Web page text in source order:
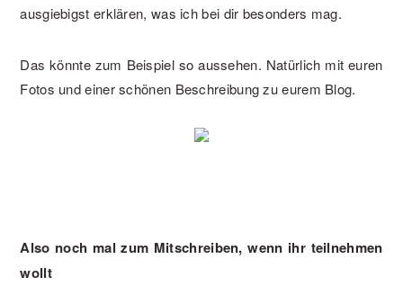
ausgiebigst erklären, was ich bei dir besonders mag.
Das könnte zum Beispiel so aussehen. Natürlich mit euren
Fotos und einer schönen Beschreibung zu eurem Blog.
Also noch mal zum Mitschreiben, wenn ihr teilnehmen
wollt